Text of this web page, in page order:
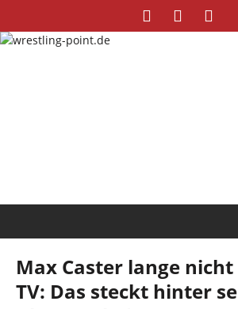
Max Caster lange nicht
TV: Das steckt hinter